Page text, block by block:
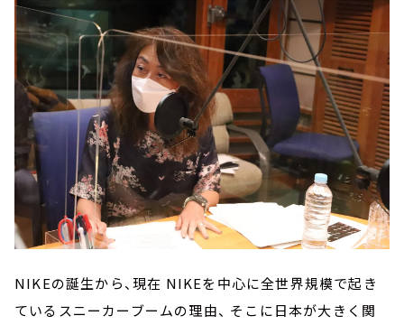
NIKEの誕生から、現在 NIKEを中心に全世界規模で起き
ているスニーカーブームの理由、 そこに日本が大きく関